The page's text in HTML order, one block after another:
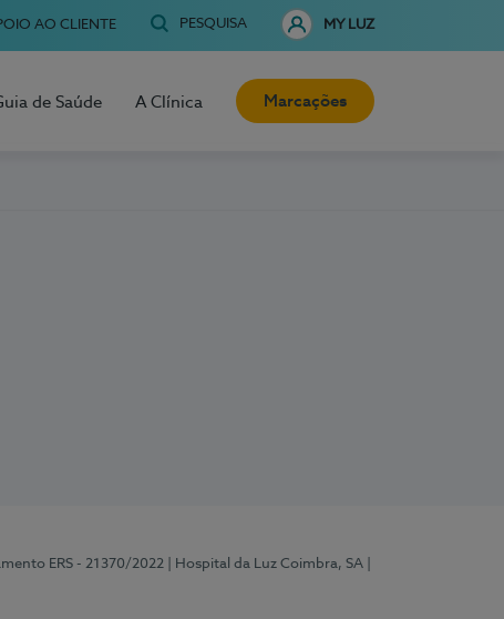
AO CLIENTE PESQUISA MY LUZ
de Saúde A Clínica Marcações
ERS - 21370/2022 | Hospital da Luz Coimbra, SA